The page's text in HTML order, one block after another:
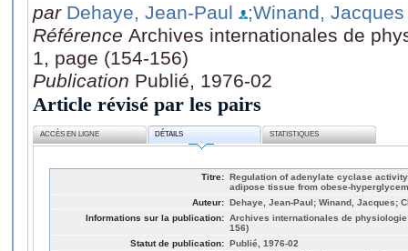
par Dehaye, Jean-Paul
;Winand, Jacques
Référence Archives internationales de
1, page (154-156)
Publication Publié, 1976-02
Article révisé par les pairs
ACCÈS EN LIGNE DÉTAILS STATISTIQUES
Titre: Regulation of adenylate cyclase
adipose tissue from obese-
Auteur: Dehaye, Jean-Paul; Winand, Jacques;
Informations sur la publication: Archives internationales de
156)
Statut de publication: Publié, 1976-02